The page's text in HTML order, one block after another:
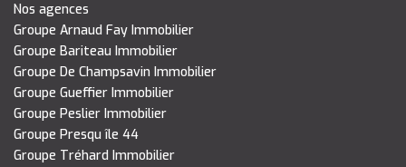
Nos agences
Groupe Arnaud Fay Immobilier
Groupe Bariteau Immobilier
Groupe De Champsavin Immobilier
Groupe Gueffier Immobilier
Groupe Peslier Immobilier
Groupe Presqu île 44
Groupe Tréhard Immobilier